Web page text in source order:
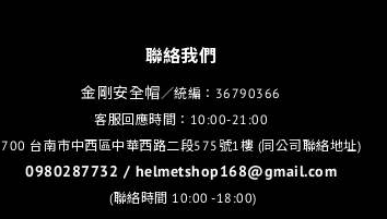
聯絡我們
金剛安全帽／統編：36790366
客服回應時間：10:00-21:00
700 台南市中西區中華西路二段575號1樓 (同公司聯絡地址)
0980287732 / helmetshop168@gmail.com
(聯絡時間 10:00 -18:00)